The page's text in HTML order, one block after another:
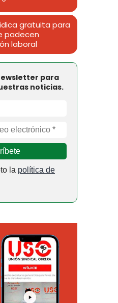
gratuita para
padecen
laboral
para
noticias.
la política de